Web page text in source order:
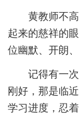
黄教师不
起来的慈祥的
位幽默、开朗
记得有一
刚好，那是临
学习进度，忍